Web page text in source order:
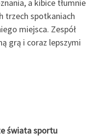
a kibice tłumnie
trzech spotkaniach
miejsca. Zespół
grą i coraz lepszymi
świata sportu